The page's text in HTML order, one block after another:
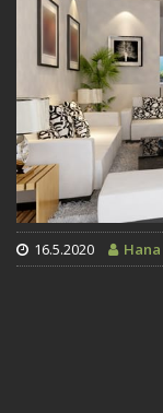
16.5.2020